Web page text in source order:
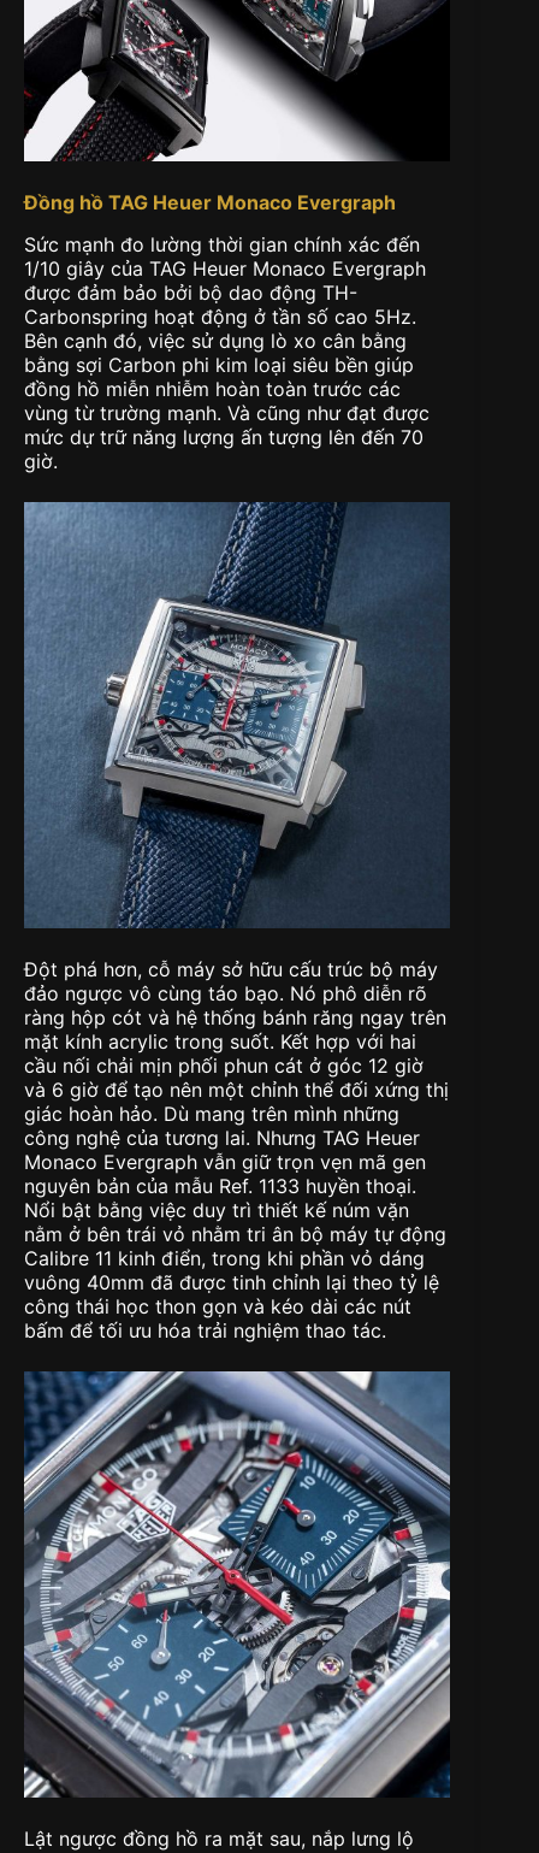
Đồng hồ TAG Heuer Monaco Evergraph
Sức mạnh đo lường thời gian chính xác đến
1/10 giây của TAG Heuer Monaco Evergraph
được đảm bảo bởi bộ dao động TH-
Carbonspring hoạt động ở tần số cao 5Hz.
Bên cạnh đó, việc sử dụng lò xo cân bằng
bằng sợi Carbon phi kim loại siêu bền giúp
đồng hồ miễn nhiễm hoàn toàn trước các
vùng từ trường mạnh. Và cũng như đạt được
mức dự trữ năng lượng ấn tượng lên đến 70
giờ.
Đột phá hơn, cỗ máy sở hữu cấu trúc bộ máy
đảo ngược vô cùng táo bạo. Nó phô diễn rõ
ràng hộp cót và hệ thống bánh răng ngay trên
mặt kính acrylic trong suốt. Kết hợp với hai
cầu nối chải mịn phối phun cát ở góc 12 giờ
và 6 giờ để tạo nên một chỉnh thể đối xứng thị
giác hoàn hảo. Dù mang trên mình những
công nghệ của tương lai. Nhưng TAG Heuer
Monaco Evergraph vẫn giữ trọn vẹn mã gen
nguyên bản của mẫu Ref. 1133 huyền thoại.
Nổi bật bằng việc duy trì thiết kế núm vặn
nằm ở bên trái vỏ nhằm tri ân bộ máy tự động
Calibre 11 kinh điển, trong khi phần vỏ dáng
vuông 40mm đã được tinh chỉnh lại theo tỷ lệ
công thái học thon gọn và kéo dài các nút
bấm để tối ưu hóa trải nghiệm thao tác.
Lật ngược đồng hồ ra mặt sau, nắp lưng lộ